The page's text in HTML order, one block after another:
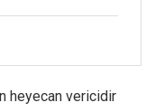
heyecan vericidir